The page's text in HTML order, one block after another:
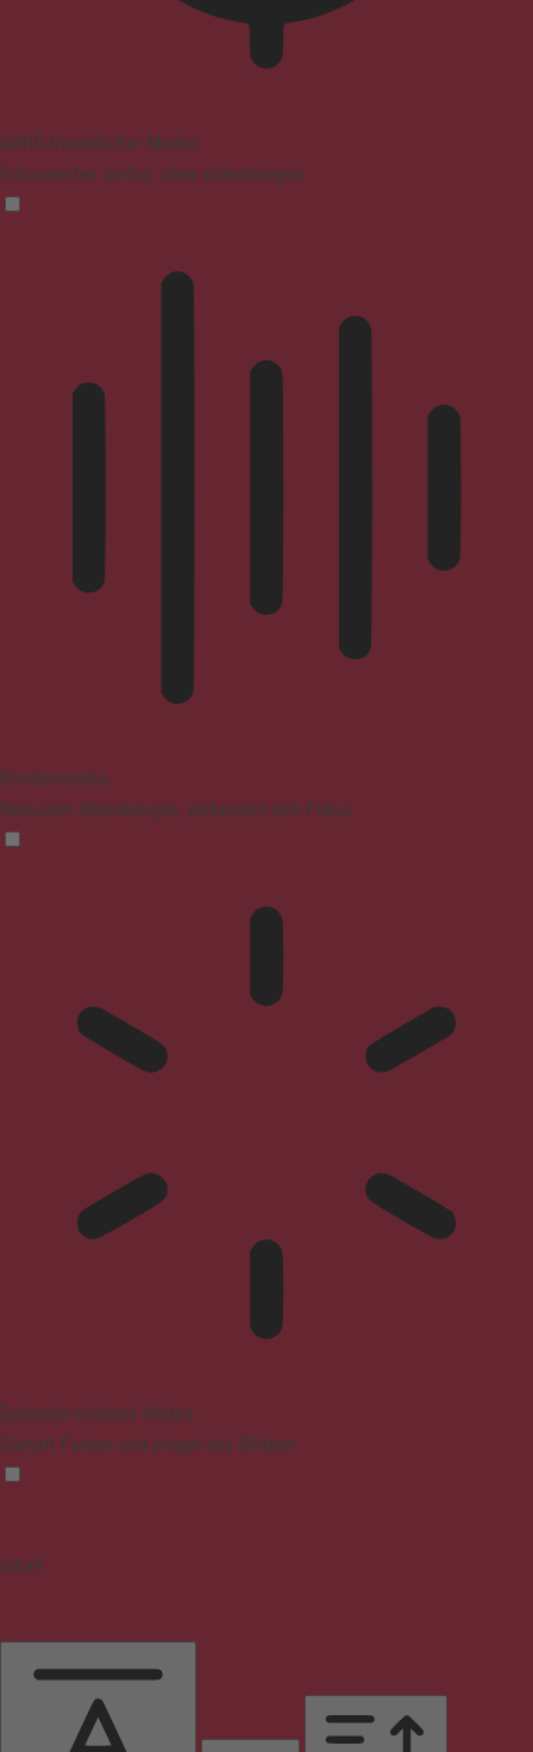
ADHD-freundlicher Modus
Fokussiertes Surfen, ohne Ablenkungen
Blindenmodus
Reduziert Ablenkungen, verbessert den Fokus
Epilepsie-sicherer Modus
Dämpft Farben und stoppt das Blinken
Inhalt